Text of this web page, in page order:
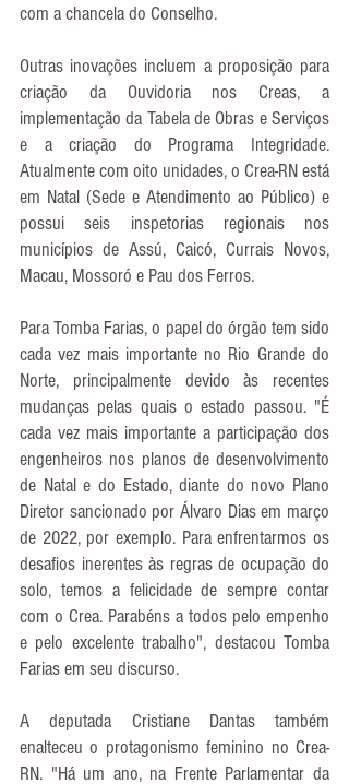
com a chancela do Conselho.
Outras inovações incluem a proposição para
criação da Ouvidoria nos Creas, a
implementação da Tabela de Obras e Serviços
e a criação do Programa Integridade.
Atualmente com oito unidades, o Crea-RN está
em Natal (Sede e Atendimento ao Público) e
possui seis inspetorias regionais nos
municípios de Assú, Caicó, Currais Novos,
Macau, Mossoró e Pau dos Ferros.
Para Tomba Farias, o papel do órgão tem sido
cada vez mais importante no Rio Grande do
Norte, principalmente devido às recentes
mudanças pelas quais o estado passou. "É
cada vez mais importante a participação dos
engenheiros nos planos de desenvolvimento
de Natal e do Estado, diante do novo Plano
Diretor sancionado por Álvaro Dias em março
de 2022, por exemplo. Para enfrentarmos os
desafios inerentes às regras de ocupação do
solo, temos a felicidade de sempre contar
com o Crea. Parabéns a todos pelo empenho
e pelo excelente trabalho", destacou Tomba
Farias em seu discurso.
A deputada Cristiane Dantas também
enalteceu o protagonismo feminino no Crea-
RN. "Há um ano, na Frente Parlamentar da